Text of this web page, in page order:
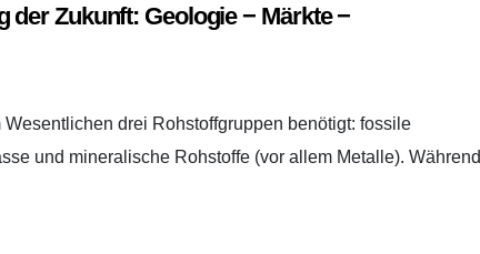
Zukunft: Geologie − Märkte −
drei Rohstoffgruppen benötigt: fossile
und mineralische Rohstoffe (vor allem Metalle). Während